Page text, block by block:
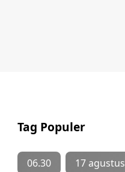
Tag Populer
06.30 17 agustus